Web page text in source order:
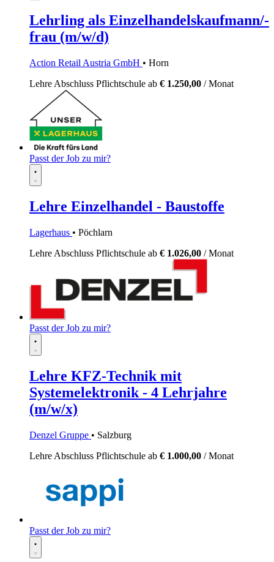
Lehrling als Einzelhandelskaufmann/-
frau (m/w/d)
Action Retail Austria GmbH • Horn
Lehre Abschluss Pflichtschule ab € 1.250,00 / Monat
Passt der Job zu mir?
Lehre Einzelhandel - Baustoffe
Lagerhaus • Pöchlarn
Lehre Abschluss Pflichtschule ab € 1.026,00 / Monat
Passt der Job zu mir?
Lehre KFZ-Technik mit
Systemelektronik - 4 Lehrjahre
(m/w/x)
Denzel Gruppe • Salzburg
Lehre Abschluss Pflichtschule ab € 1.000,00 / Monat
Passt der Job zu mir?